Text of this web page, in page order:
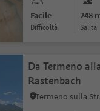
Facile
Difficoltà
248
Salita
Da Termeno
Rastenbach